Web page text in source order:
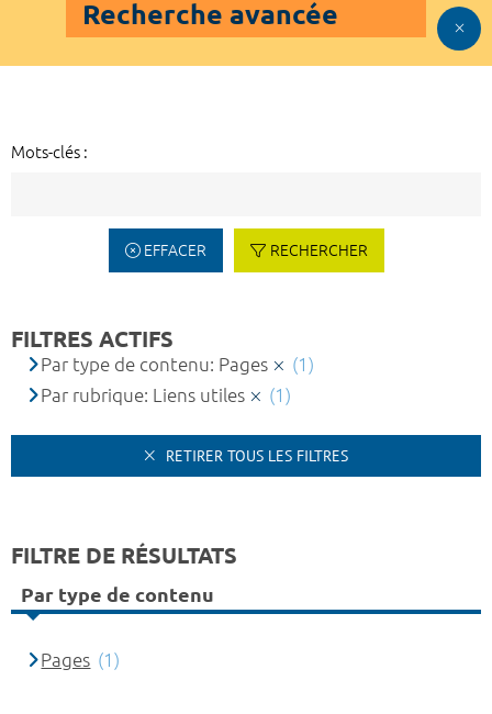
Recherche avancée
Mots-clés :
EFFACER RECHERCHER
FILTRES ACTIFS
Par type de contenu: Pages
(1)
Par rubrique: Liens utiles
(1)
RETIRER TOUS LES FILTRES
FILTRE DE RÉSULTATS
Par type de contenu
Pages (1)